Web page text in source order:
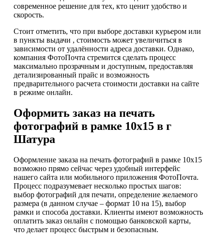
современное решение для тех, кто ценит удобство и
скорость.
Стоит отметить, что при выборе доставки курьером или
в пункты выдачи , стоимость может увеличиться в
зависимости от удалённости адреса доставки. Однако,
компания ФотоПочта стремится сделать процесс
максимально прозрачным и доступным, предоставляя
детализированный прайс и возможность
предварительного расчета стоимости доставки на сайте
в режиме онлайн.
Оформить заказ на печать
фотографий в рамке 10х15 в г
Шатура
Оформление заказа на печать фотографий в рамке 10х15
возможно прямо сейчас через удобный интерфейс
нашего сайта или мобильного приложения ФотоПочта.
Процесс подразумевает несколько простых шагов:
выбор фотографий для печати, определение желаемого
размера (в данном случае – формат 10 на 15), выбор
рамки и способа доставки. Клиенты имеют возможность
оплатить заказ онлайн с помощью банковской карты,
что делает процесс быстрым и безопасным.